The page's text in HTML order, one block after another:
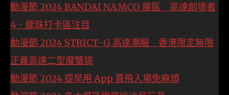
動漫節 2024 BANDAI NAMCO 展區 高達創壞者
4．龍珠打卡區注目
動漫節 2024 STRICT-G 高達潮服 香港限定無限
正義高達二型魔蟹袋
動漫節 2024 提早用 App 買飛入場免麻煩